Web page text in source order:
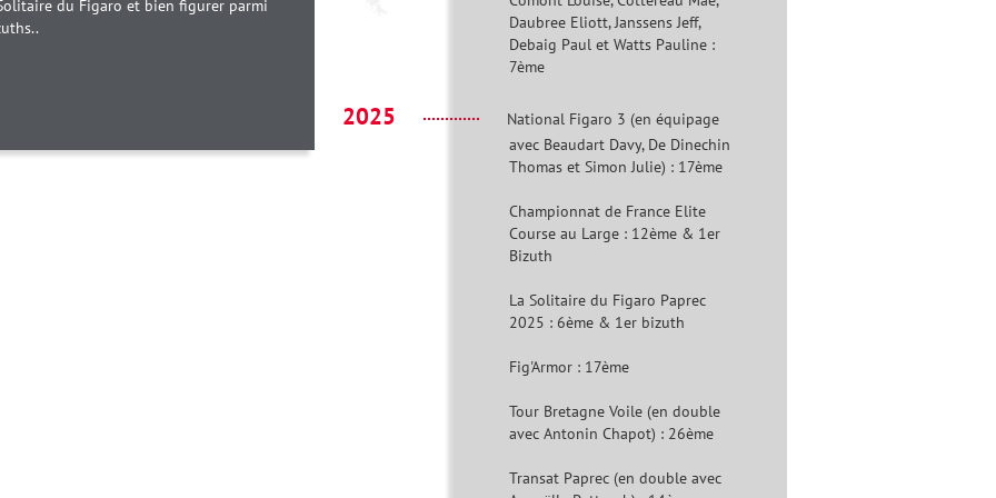
du Figaro et bien figurer parmi
Daubree Eliott, Janssens Jeff,
Debaig Paul et Watts Pauline :
7ème
2025
National Figaro 3 (en équipage
avec Beaudart Davy, De Dinechin
Thomas et Simon Julie) : 17ème
Championnat de France Elite
Course au Large : 12ème & 1er
Bizuth
La Solitaire du Figaro Paprec
2025 : 6ème & 1er bizuth
Fig'Armor : 17ème
Tour Bretagne Voile (en double
avec Antonin Chapot) : 26ème
Transat Paprec (en double avec